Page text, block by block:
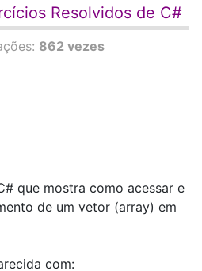
Resolvidos de C#
862 vezes
que mostra como acessar e
de um vetor (array) em
com: